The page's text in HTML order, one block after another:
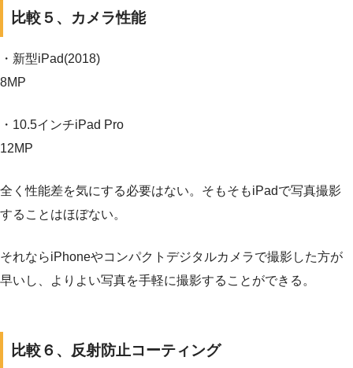
比較５、カメラ性能
・新型iPad(2018)
8MP
・10.5インチiPad Pro
12MP
全く性能差を気にする必要はない。そもそもiPadで写真撮影
することはほぼない。
それならiPhoneやコンパクトデジタルカメラで撮影した方が
早いし、よりよい写真を手軽に撮影することができる。
比較６、反射防止コーティング